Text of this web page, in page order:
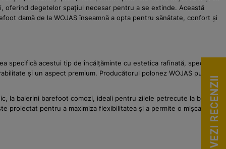
oferind degetelor spațiul necesar pentru a se extinde. Această
damă de la WOJAS înseamnă a opta pentru sănătate, confort și
specifică acestui tip de încălțăminte cu estetica rafinată, specifică
și un aspect premium. Producătorul polonez WOJAS pune
la balerini barefoot comozi, ideali pentru zilele petrecute la birou,
proiectat pentru a maximiza flexibilitatea și a permite o mișcare
VEZI RECENZII